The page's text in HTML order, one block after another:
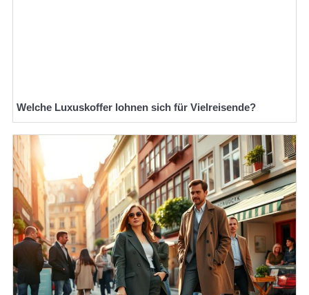
Welche Luxuskoffer lohnen sich für Vielreisende?